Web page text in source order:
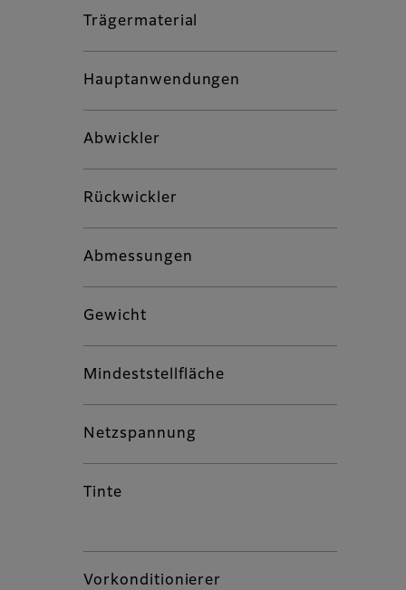
Trägermaterial
Hauptanwendungen
Abwickler
Rückwickler
Abmessungen
Gewicht
Mindeststellfläche
Netzspannung
Tinte
Vorkonditionierer